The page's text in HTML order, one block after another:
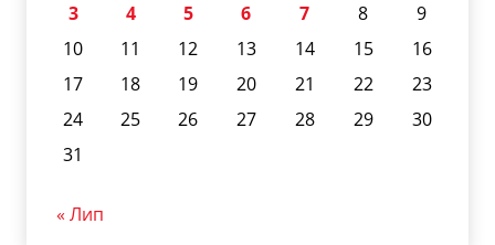
3
4 5 6 7 8
9
10
11 12 13 14 15
16
17
18 19 20 21 22
23
24
25 26 27 28 29
30
31
« Лип